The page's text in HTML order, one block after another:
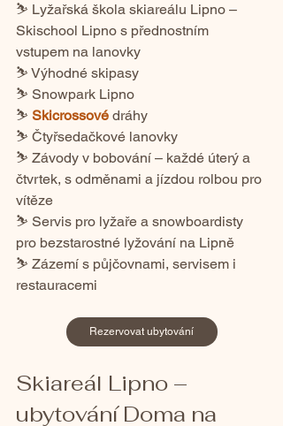
⛷️ Lyžařská škola skiareálu Lipno –
Skischool Lipno s přednostním
vstupem na lanovky
⛷️ Výhodné skipasy
⛷️ Snowpark Lipno
⛷️ Skicrossové dráhy
⛷️ Čtyřsedačkové lanovky
⛷️ Závody v bobování – každé úterý a
čtvrtek, s odměnami a jízdou rolbou pro
vítěze
⛷️ Servis pro lyžaře a snowboardisty
pro bezstarostné lyžování na Lipně
⛷️ Zázemí s půjčovnami, servisem i
restauracemi
Rezervovat ubytování
Skiareál Lipno –
ubytování Doma na